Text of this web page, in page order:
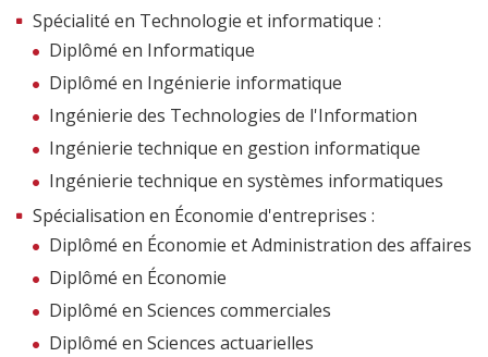
Spécialité en Technologie et informatique :
Diplômé en Informatique
Diplômé en Ingénierie informatique
Ingénierie des Technologies de l'Information
Ingénierie technique en gestion informatique
Ingénierie technique en systèmes informatiques
Spécialisation en Économie d'entreprises :
Diplômé en Économie et Administration des affaires
Diplômé en Économie
Diplômé en Sciences commerciales
Diplômé en Sciences actuarielles